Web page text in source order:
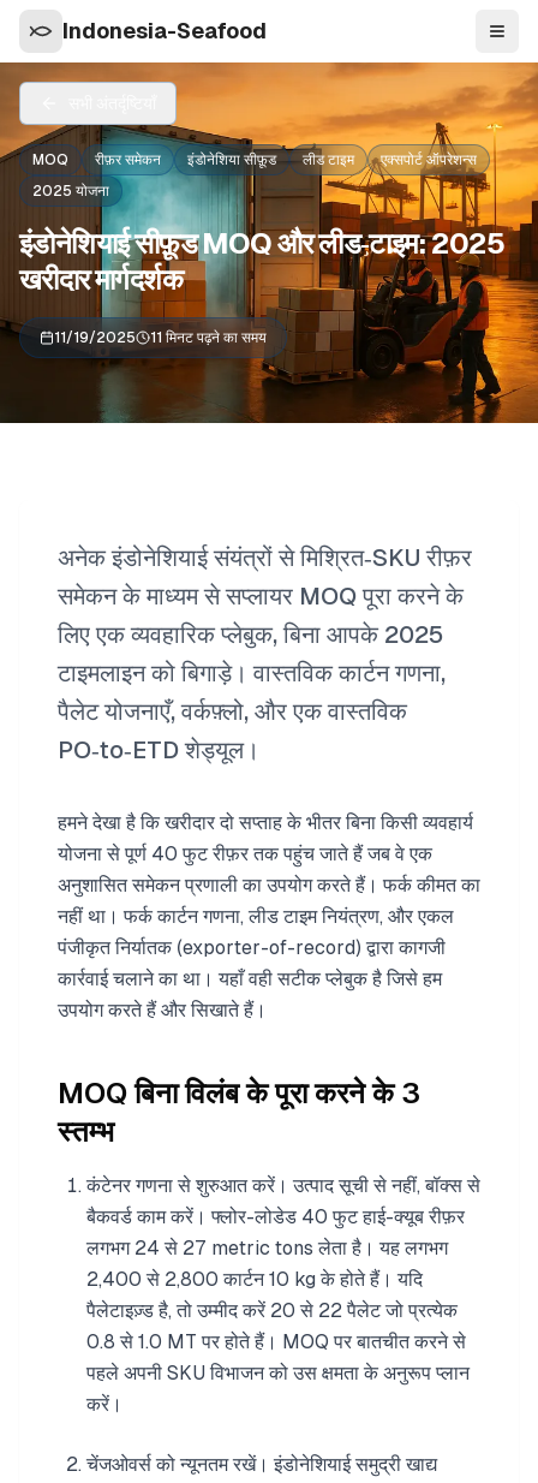
Indonesia-Seafood
MOQ रीफ़र समेकन इंडोनेशिया सीफ़ूड लीड टाइम
एक्सपोर्ट ऑपरेशन्स
2025 योजना
इंडोनेशियाई सीफ़ूड MOQ और लीड‑टाइम: 2025
खरीदार मार्गदर्शक
11/19/2025 11 मिनट पढ़ने का समय
अनेक इंडोनेशियाई संयंत्रों से मिश्रित‑SKU रीफ़र
समेकन के माध्यम से सप्लायर MOQ पूरा करने के
लिए एक व्यवहारिक प्लेबुक, बिना आपके 2025
टाइमलाइन को बिगाड़े। वास्तविक कार्टन गणना,
पैलेट योजनाएँ, वर्कफ़्लो, और एक वास्तविक
PO‑to‑ETD शेड्यूल।
हमने देखा है कि खरीदार दो सप्ताह के भीतर बिना किसी व्यवहार्य
योजना से पूर्ण 40 फुट रीफ़र तक पहुंच जाते हैं जब वे एक
अनुशासित समेकन प्रणाली का उपयोग करते हैं। फर्क कीमत का
नहीं था। फर्क कार्टन गणना, लीड टाइम नियंत्रण, और एकल
पंजीकृत निर्यातक (exporter-of-record) द्वारा कागजी
कार्रवाई चलाने का था। यहाँ वही सटीक प्लेबुक है जिसे हम
उपयोग करते हैं और सिखाते हैं।
MOQ बिना विलंब के पूरा करने के 3
स्तम्भ
कंटेनर गणना से शुरुआत करें। उत्पाद सूची से नहीं, बॉक्स से
बैकवर्ड काम करें। फ्लोर-लोडेड 40 फुट हाई-क्यूब रीफ़र
लगभग 24 से 27 metric tons लेता है। यह लगभग
2,400 से 2,800 कार्टन 10 kg के होते हैं। यदि
पैलेटाइज़्ड है, तो उम्मीद करें 20 से 22 पैलेट जो प्रत्येक
0.8 से 1.0 MT पर होते हैं। MOQ पर बातचीत करने से
पहले अपनी SKU विभाजन को उस क्षमता के अनुरूप प्लान
करें।
चेंजओवर्स को न्यूनतम रखें। इंडोनेशियाई समुद्री खाद्य